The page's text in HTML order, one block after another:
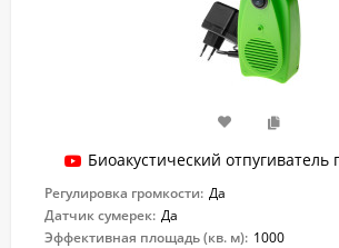
Биоакустический отпугиватель
Регулировка громкости: Да
Датчик сумерек: Да
Эффективная площадь (кв. м): 1000